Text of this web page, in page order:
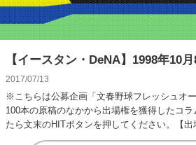
【イースタン・DeNA】1998年10
2017/07/13
※こちらは公募企画「文春野球フレッシュオ
100本の原稿のなかから出場権を獲得したコ
たら文末のHITボタンを押してください。【
（くろだ…